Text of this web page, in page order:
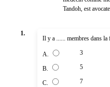
Tandoh, est
1.
Il y a ...... membres dans la
A. 3
B. 5
C. 7